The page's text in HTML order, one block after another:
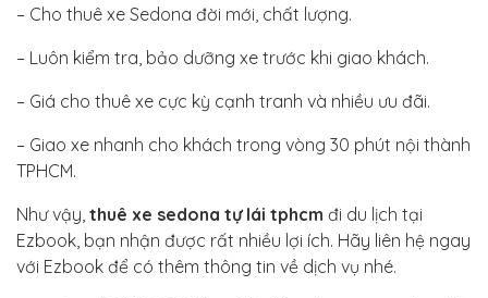
– Cho thuê xe Sedona đời mới, chất lượng.
– Luôn kiểm tra, bảo dưỡng xe trước khi giao khách.
– Giá cho thuê xe cực kỳ cạnh tranh và nhiều ưu đãi.
– Giao xe nhanh cho khách trong vòng 30 phút nội thành
TPHCM.
Như vậy, thuê xe sedona tự lái tphcm đi du lịch tại
Ezbook, bạn nhận được rất nhiều lợi ích. Hãy liên hệ ngay
với Ezbook để có thêm thông tin về dịch vụ nhé.